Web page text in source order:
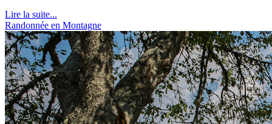
Lire la suite...
Randonnée en Montagne